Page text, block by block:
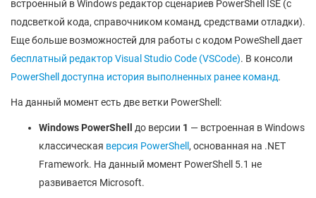
встроенный в Windows редактор сценариев PowerShell ISE (с
подсветкой кода, справочником команд, средствами отладки).
Еще больше возможностей для работы с кодом PoweShell дает
бесплатный редактор Visual Studio Code (VSCode). В консоли
PowerShell доступна история выполненных ранее команд.
На данный момент есть две ветки PowerShell:
Windows PowerShell до версии 1 — встроенная в Windows
классическая версия PowerShell , основанная на .NET
Framework. На данный момент PowerShell 5.1 не
развивается Microsoft.